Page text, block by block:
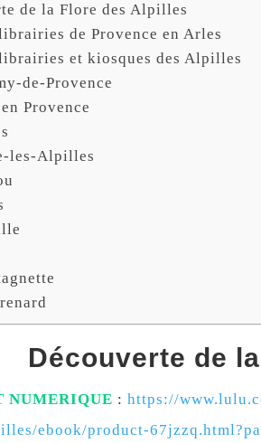
de la Flore des Alpilles
de Provence en Arles
et kiosques des Alpilles
de-Provence
Provence
les-Alpilles
Découverte de
NUMERIQUE : https://
ebook/product-